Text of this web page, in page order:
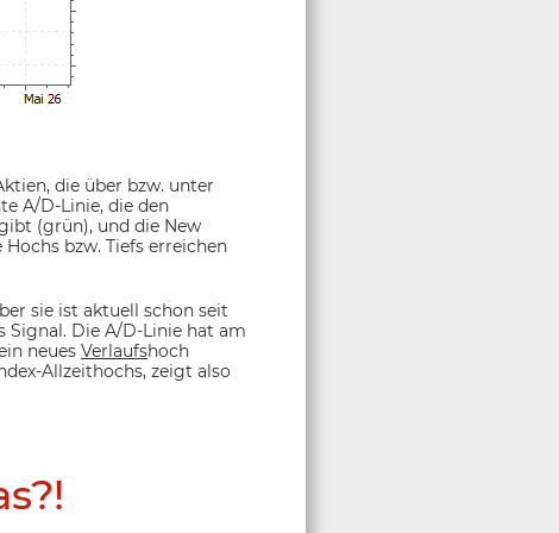
die über bzw. unter
A/D-Linie, die den
(grün), und die New
bzw. Tiefs erreichen
sie ist aktuell schon seit
Signal. Die A/D-Linie hat am
neues Verlaufshoch
Allzeithochs, zeigt also